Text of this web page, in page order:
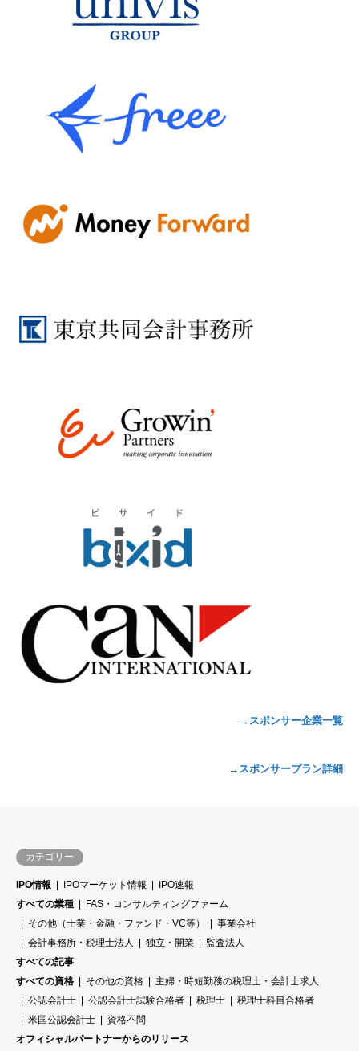
→スポンサー企業一覧
→スポンサープラン詳細
カテゴリー
IPO情報 IPOマーケット情報
IPO速報
すべての業種
FAS・コンサルティングファーム
その他（士業・金融・ファンド・VC等）
事業会社
会計事務所・税理士法人
独立・開業
監査法人
すべての記事
すべての資格
その他の資格
主婦・時短勤務の税理士・会計士求人
公認会計士
公認会計士試験合格者 税理士
税理士科目合格者
米国公認会計士
資格不問
オフィシャルパートナーからのリリース